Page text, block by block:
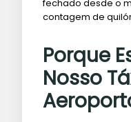
fechado desde o
contagem de
Porque
Nosso